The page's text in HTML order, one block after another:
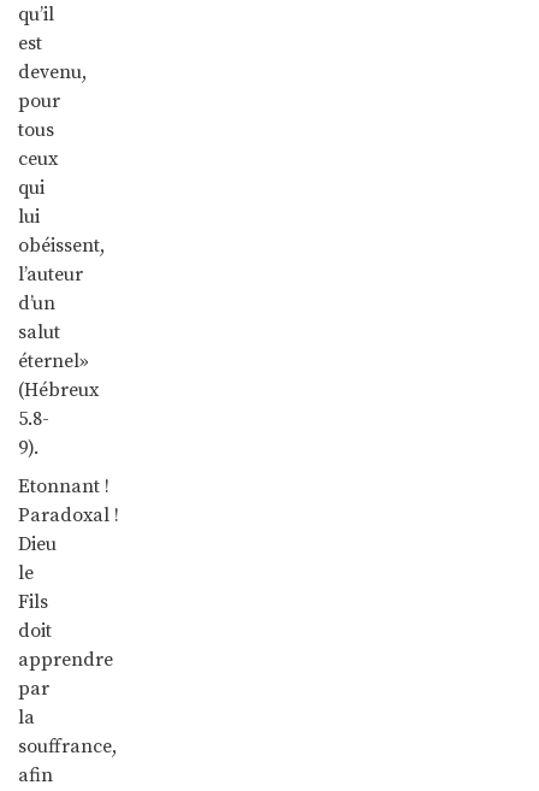
qu’il
est
devenu,
pour
tous
ceux
qui
lui
obéissent,
l’auteur
d’un
salut
éternel»
(Hébreux
5.8-
9).
Etonnant !
Paradoxal !
Dieu
le
Fils
doit
apprendre
par
la
souffrance,
afin